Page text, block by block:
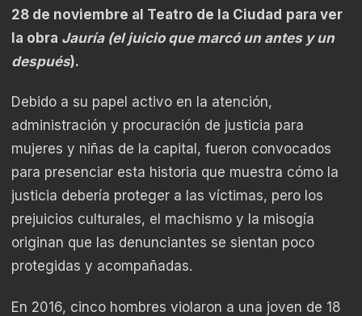
28 de noviembre al Teatro de la Ciudad para ver
la obra Jauría (el juicio que marcó un antes y un
después).
Debido a su papel activo en la atención,
administración y procuración de justicia para
mujeres y niñas de la capital, fueron convocados
para presenciar esta historia que muestra cómo la
justicia debería proteger a las víctimas, pero los
prejuicios culturales, el machismo y la misogía
originan que las denunciantes se sientan poco
protegidas y acompañadas.
En 2016, cinco hombres violaron a una joven de 18